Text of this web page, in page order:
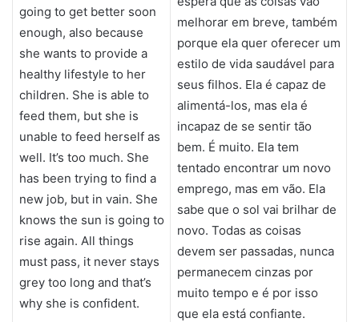
going to get better soon
enough, also because
she wants to provide a
healthy lifestyle to her
children. She is able to
feed them, but she is
unable to feed herself as
well. It’s too much. She
has been trying to find a
new job, but in vain. She
knows the sun is going to
rise again. All things
must pass, it never stays
grey too long and that’s
why she is confident.
melhorar em breve, também
porque ela quer oferecer um
estilo de vida saudável para
seus filhos. Ela é capaz de
alimentá-los, mas ela é
incapaz de se sentir tão
bem. É muito. Ela tem
tentado encontrar um novo
emprego, mas em vão. Ela
sabe que o sol vai brilhar de
novo. Todas as coisas
devem ser passadas, nunca
permanecem cinzas por
muito tempo e é por isso
que ela está confiante.